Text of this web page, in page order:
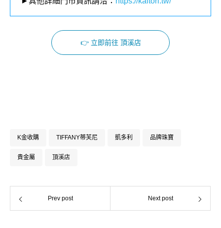
👉 立即前往 頂溪店
K金收購 TIFFANY蒂芙尼 凱多利 品牌珠寶
貴金屬 頂溪店
Prev post Next post